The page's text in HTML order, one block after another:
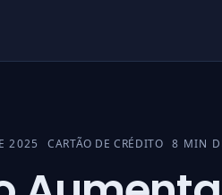
2025 CATEGORIA:
CARTÃO DE CRÉDITO 8 MIN